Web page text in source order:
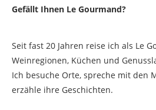
Gefällt Ihnen Le Gourmand?
Seit fast 20 Jahren reise ich als Le
Weinregionen, Küchen und
Ich besuche Orte, spreche mit den
erzähle ihre Geschichten.